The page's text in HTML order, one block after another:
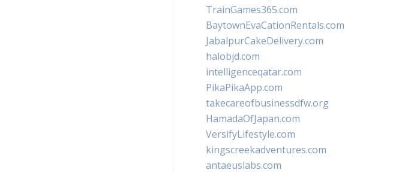
TrainGames365.com
BaytownEvaCationRentals.com
JabalpurCakeDelivery.com
halobjd.com
intelligenceqatar.com
PikaPikaApp.com
takecareofbusinessdfw.org
HamadaOfJapan.com
VersifyLifestyle.com
kingscreekadventures.com
antaeuslabs.com